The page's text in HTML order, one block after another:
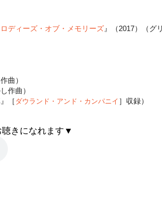
ロディーズ・オブ・メモリーズ』（2017）（グ
曲）
作曲）
［ ダウランド・アンド・カンパニイ ］収録）
きになれます▼